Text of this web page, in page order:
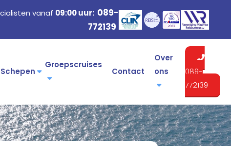
vanaf 09:00 uur: 089-
772139
Schepen
Groepscruises
Contact
Over
ons
089-
772139